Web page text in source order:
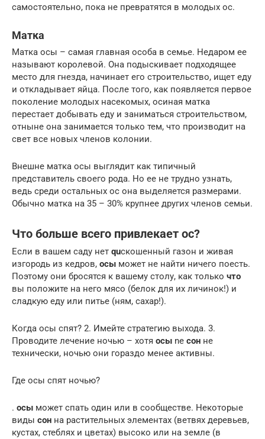
самостоятельно, пока не превратятся в молодых ос.
Матка
Матка осы – самая главная особа в семье. Недаром ее
называют королевой. Она подыскивает подходящее
место для гнезда, начинает его строительство, ищет еду
и откладывает яйца. После того, как появляется первое
поколение молодых насекомых, осиная матка
перестает добывать еду и заниматься строительством,
отныне она занимается только тем, что производит на
свет все новых членов колонии.
Внешне матка осы выглядит как типичный
представитель своего рода. Но ее не трудно узнать,
ведь среди остальных ос она выделяется размерами.
Обычно матка на 35 – 30% крупнее других членов семьи.
Что больше всего привлекает ос?
Если в вашем саду нет quскошенный газон и живая
изгородь из кедров, осы может не найти ничего поесть.
Поэтому они бросятся к вашему столу, как только что
вы положите на него мясо (белок для их личинок!) и
сладкую еду или питье (ням, сахар!).
Когда осы спят? 2. Имейте стратегию выхода. 3.
Проводите лечение ночью – хотя осы ne сон не
технически, ночью они гораздо менее активны.
Где осы спят ночью?
. осы может спать один или в сообществе. Некоторые
виды сон на растительных элементах (ветвях деревьев,
кустах, стеблях и цветах) высоко или на земле (в